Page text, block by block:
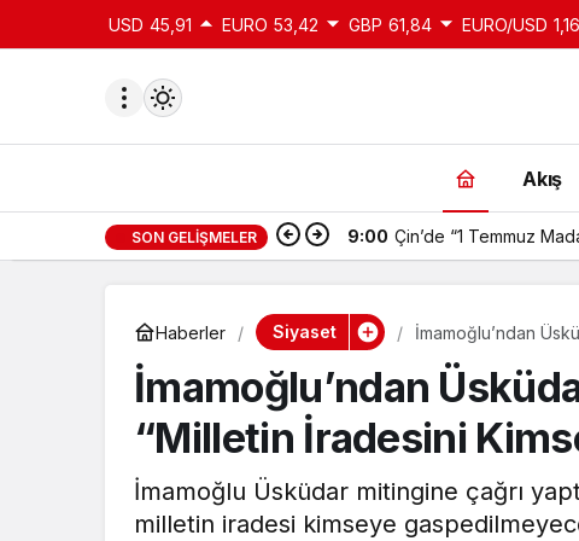
USD 45,91 EURO 53,42 GBP 61,84 EURO/USD 1,16
Akış
SON GELIŞMELER 9:00 Çin’de “1 Temmuz
Haberler Siyaset
İmamoğlu’ndan
İmamoğlu’ndan
“Milletin İradesini
İmamoğlu Üsküdar mitingine çağrı
milletin iradesi kimseye